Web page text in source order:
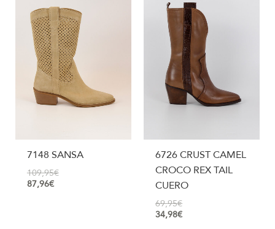
7148 SANSA
109,95€
87,96€
6726 CRUST CAMEL
CROCO REX TAIL
CUERO
69,95€
34,98€